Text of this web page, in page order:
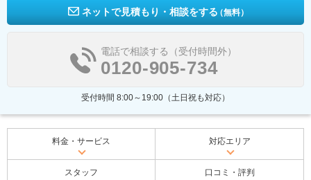
ネットで見積もり・相談をする（無料）
電話で相談する（受付時間外）
0120-905-734
受付時間 8:00～19:00（土日祝も対応）
料金・サービス 対応エリア
スタッフ 口コミ・評判